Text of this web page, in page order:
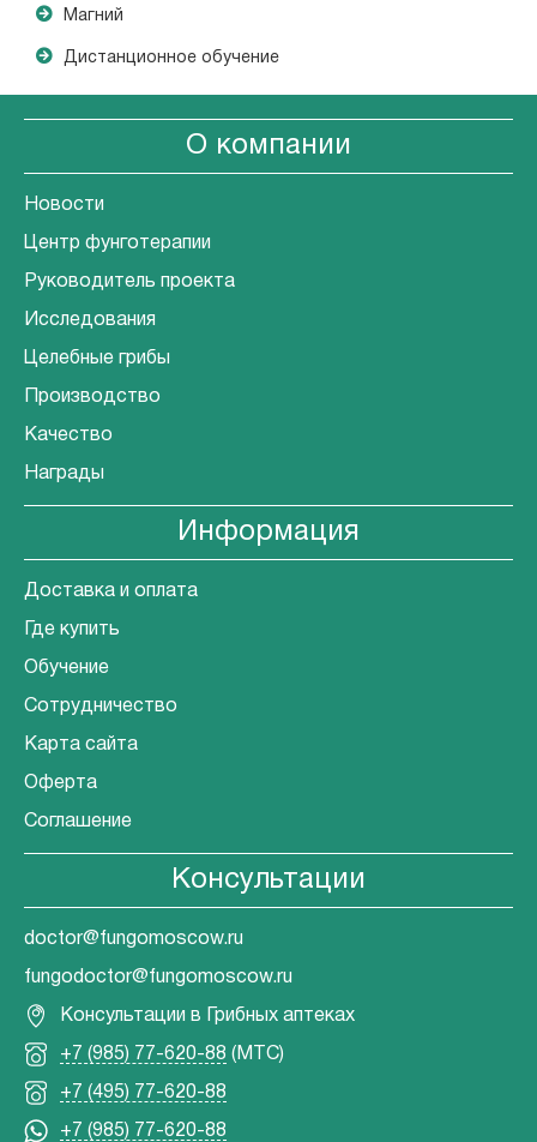
Магний
Дистанционное обучение
О компании
Новости
Центр фунготерапии
Руководитель проекта
Исследования
Целебные грибы
Производство
Качество
Награды
Информация
Доставка и оплата
Где купить
Обучение
Сотрудничество
Карта сайта
Оферта
Соглашение
Консультации
doctor@fungomoscow.ru
fungodoctor@fungomoscow.ru
Консультации в Грибных аптеках
+7 (985) 77-620-88 (МТС)
+7 (495) 77-620-88
+7 (985) 77-620-88